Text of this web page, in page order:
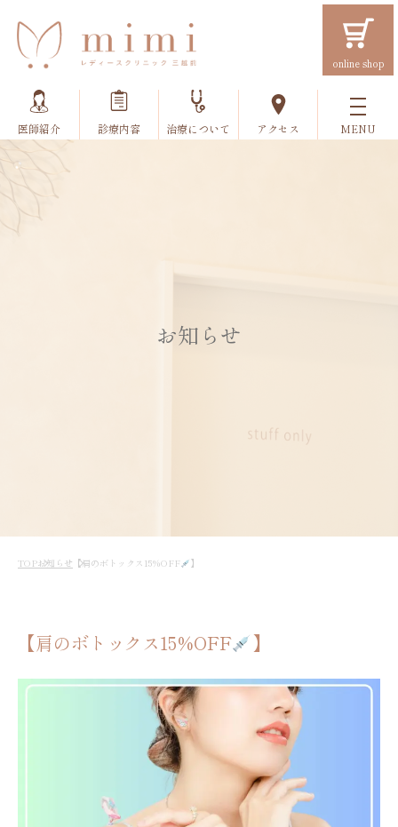
医師紹介 診療内容 治療について アクセス
online shop
お知らせ
TOPお知らせ 【肩のボトックス15%OFF 】
【肩のボトックス15%OFF 】